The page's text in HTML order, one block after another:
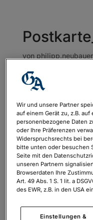
von philipp.neubauer
Wir und unsere Partner
auf einem Gerät zu, z.B.
personenbezogene Daten
oder Ihre Präferenzen
Widerspruchsrechts bei
bitte unten oder besuchen
Seite mit den
unseren Partnern
Browserdaten Ihre
Art. 49 Abs. 1 S. 1 lit. a
des EWR, z.B. in den USA
Einstellungen &